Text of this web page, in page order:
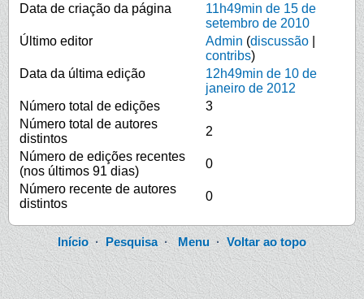
Data de criação da página
11h49min de 15 de
setembro de 2010
Último editor
Admin (discussão
contribs)
Data da última edição
12h49min de 10 de
janeiro de 2012
Número total de edições
3
Número total de autores
distintos
2
Número de edições recentes
(nos últimos 91 dias)
0
Número recente de autores
distintos
0
Início·Pesquisa·Menu ·Voltar ao topo